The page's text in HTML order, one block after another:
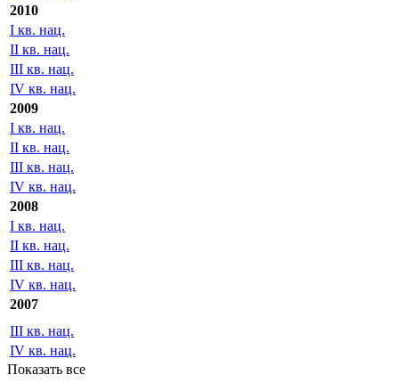
2010
I кв. нац.
II кв. нац.
III кв. нац.
IV кв. нац.
2009
I кв. нац.
II кв. нац.
III кв. нац.
IV кв. нац.
2008
I кв. нац.
II кв. нац.
III кв. нац.
IV кв. нац.
2007
III кв. нац.
IV кв. нац.
Показать все